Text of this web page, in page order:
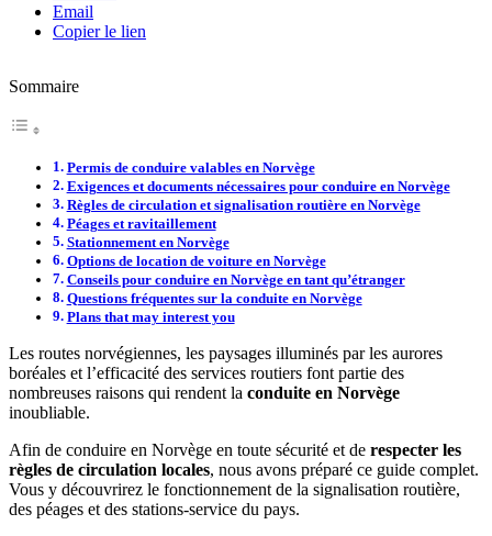
Email
Copier le lien
Sommaire
Permis de conduire valables en Norvège
Exigences et documents nécessaires pour conduire en Norvège
Règles de circulation et signalisation routière en Norvège
Péages et ravitaillement
Stationnement en Norvège
Options de location de voiture en Norvège
Conseils pour conduire en Norvège en tant qu’étranger
Questions fréquentes sur la conduite en Norvège
Plans that may interest you
Les routes norvégiennes, les paysages illuminés par les aurores
boréales et l’efficacité des services routiers font partie des
nombreuses raisons qui rendent la conduite en Norvège
inoubliable.
Afin de conduire en Norvège en toute sécurité et de respecter les
règles de circulation locales, nous avons préparé ce guide complet.
Vous y découvrirez le fonctionnement de la signalisation routière,
des péages et des stations-service du pays.